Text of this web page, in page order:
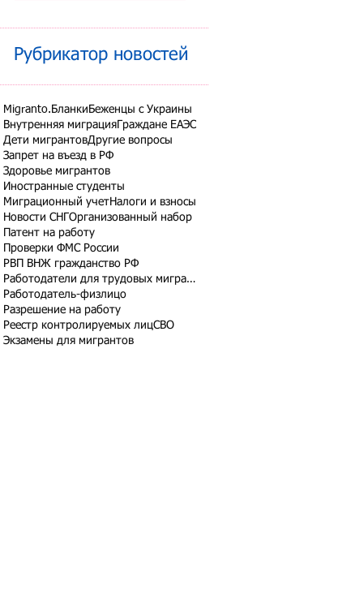
Рубрикатор новостей
Migranto.Бланки Беженцы с Украины
Внутренняя миграция Граждане ЕАЭС
Дети мигрантовДругие вопросы
Запрет на въезд в РФ
Здоровье мигрантов
Иностранные студенты
Миграционный учетНалоги и взносы
Новости СНГ Организованный набор
Патент на работу
Проверки ФМС России
РВП ВНЖ гражданство РФ
Работодатели для трудовых мигрантов
Работодатель-физлицо
Разрешение на работу
Реестр контролируемых лицСВО
Экзамены для мигрантов